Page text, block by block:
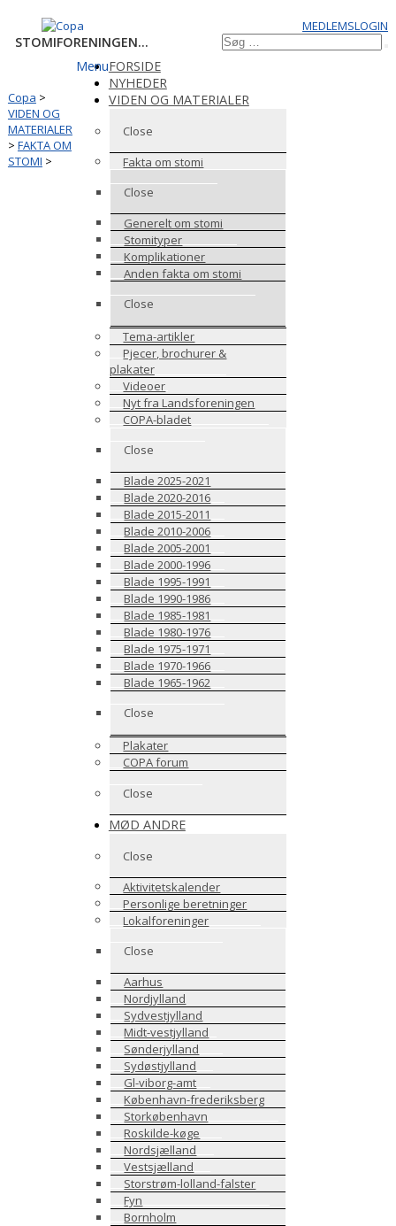
STOMIFORENINGEN...
MEDLEMSLOGIN
Søg
MenuFORSIDE
NYHEDER
VIDEN OG MATERIALER
Close
Fakta om stomi
Close
Generelt om stomi
Stomityper
Komplikationer
Anden fakta om stomi
Close
Tema-artikler
Pjecer, brochurer &
plakater
Videoer
Nyt fra Landsforeningen
COPA-bladet
Close
Blade 2025-2021
Blade 2020-2016
Blade 2015-2011
Blade 2010-2006
Blade 2005-2001
Blade 2000-1996
Blade 1995-1991
Blade 1990-1986
Blade 1985-1981
Blade 1980-1976
Blade 1975-1971
Blade 1970-1966
Blade 1965-1962
Close
Plakater
COPA forum
Close
MØD ANDRE
Close
Aktivitetskalender
Personlige beretninger
Lokalforeninger
Close
Aarhus
Nordjylland
Sydvestjylland
Midt-vestjylland
Sønderjylland
Sydøstjylland
Gl-viborg-amt
København-frederiksberg
Storkøbenhavn
Roskilde-køge
Nordsjælland
Vestsjælland
Storstrøm-lolland-falster
Fyn
Bornholm
Copa >
VIDEN OG
MATERIALER
> FAKTA OM
STOMI >